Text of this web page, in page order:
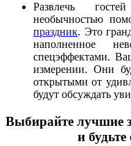
Развлечь
необычностью
праздник. Это
наполненное
спецэффектами.
измерении. Они
открытыми от
будут обсуждать
Выбирайте лучшие
и